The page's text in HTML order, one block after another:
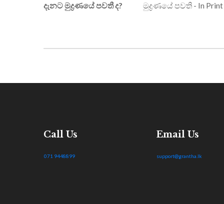
දැනට මුද්‍රණයේ පවතී ද?
මුද්‍රණයේ පවති - In Print
Call Us
071 9448899
Email Us
support@grantha.lk